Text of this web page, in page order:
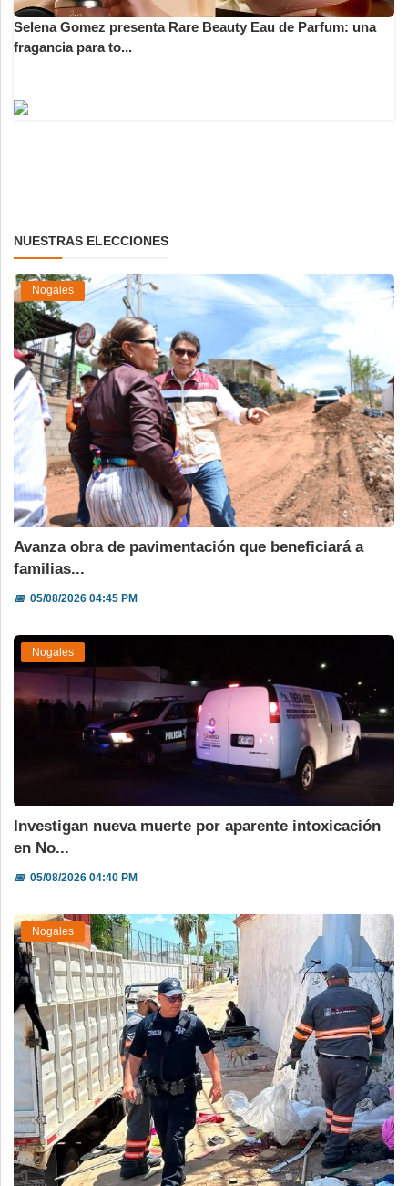
Selena Gomez presenta Rare Beauty Eau de Parfum: una
fragancia para to...
NUESTRAS ELECCIONES
Nogales
Avanza obra de pavimentación que beneficiará a
familias...
📅05/08/2026 04:45 PM
Nogales
Investigan nueva muerte por aparente intoxicación
en No...
📅05/08/2026 04:40 PM
Nogales